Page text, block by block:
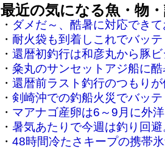
最近の気になる魚・物
・ ダメだ～、酷暑に対応でき
・ 耐火袋も到着しこれでバッ
・ 還暦初釣行は和彦丸から豚
・ 粂丸のサンセットアジ船に
・ 還暦前ラスト釣行のつもり
・ 剣崎沖での釣船火災でバッ
・ マアナゴ産卵は6～9月に外
・ 暑気あたりで今週は釣り回
・ 48時間冷たさキープの携帯